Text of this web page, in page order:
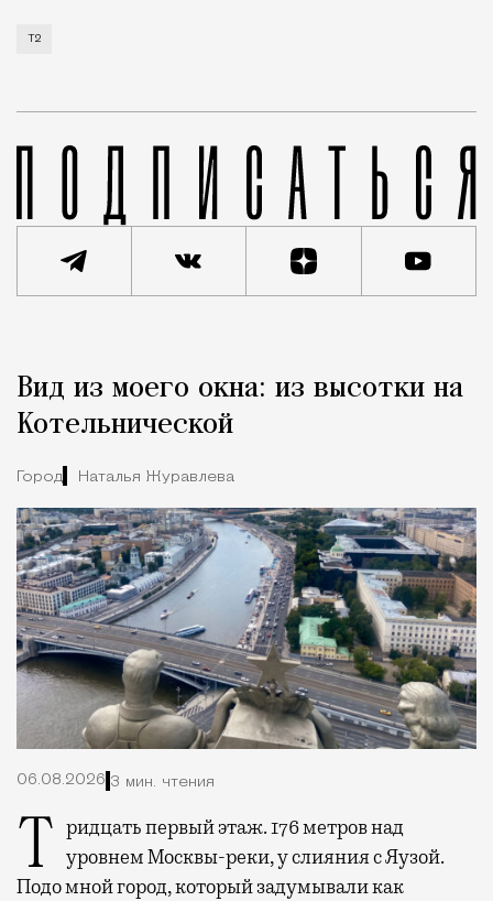
Т2
Город
Вид из моего окна: из высотки на
Котельнической
Город Наталья Журавлева
06.08.2026 3 мин. чтения
Тридцать первый этаж. 176 метров над уровнем Москвы-реки, у слияния с Яузой.
Подо мной город, который задумывали как